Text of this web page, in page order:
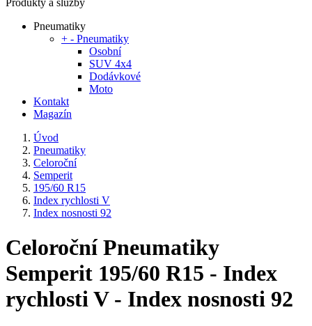
Produkty a služby
Pneumatiky
+ - Pneumatiky
Osobní
SUV 4x4
Dodávkové
Moto
Kontakt
Magazín
Úvod
Pneumatiky
Celoroční
Semperit
195/60 R15
Index rychlosti V
Index nosnosti 92
Celoroční Pneumatiky
Semperit 195/60 R15 - Index
rychlosti V - Index nosnosti 92